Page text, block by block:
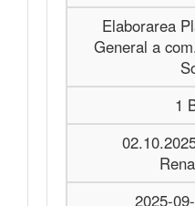
Elaborarea
General a
1
2025-